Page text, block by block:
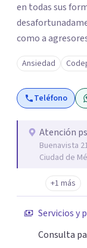
en todas sus
como a
Ansiedad
Teléfono
Atención
Buenavista
Ciudad de
+1 más
Servicios y
Consulta